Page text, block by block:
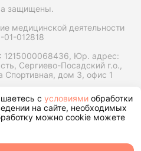
защищены.
медицинской деятельности
012818
1215000068436, Юр. адрес:
Сергиево-Посадский г.о.,
дом 3, офис 1
налоговый вычет
с условиями обработки
на сайте, необходимых
можно cookie можете